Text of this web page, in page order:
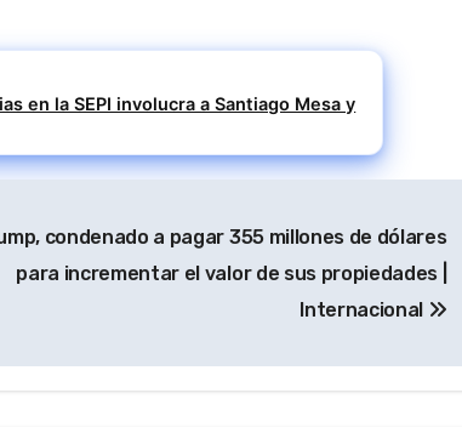
en la SEPI involucra a Santiago Mesa y
condenado a pagar 355 millones de dólares
para incrementar el valor de sus propiedades |
Internacional